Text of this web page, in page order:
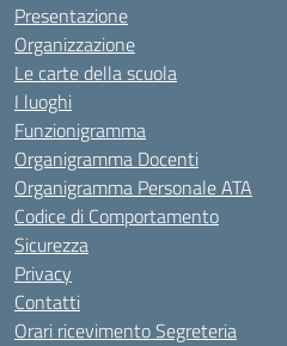
Presentazione
Organizzazione
Le carte della scuola
I luoghi
Funzionigramma
Organigramma Docenti
Organigramma Personale ATA
Codice di Comportamento
Sicurezza
Privacy
Contatti
Orari ricevimento Segreteria